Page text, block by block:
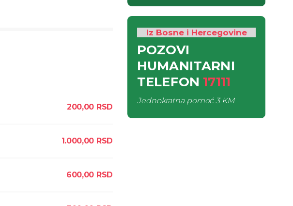
200,00 RSD
1.000,00 RSD
600,00 RSD
Iz Bosne i Hercegovine
POZOVI
HUMANITARNI
TELEFON 17111
Jednokratna pomoć3 KM